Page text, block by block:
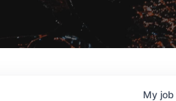
My job